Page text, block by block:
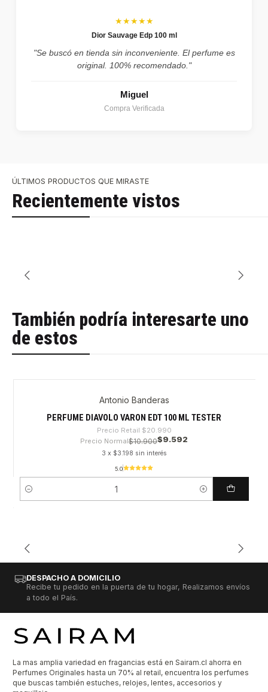
★★★★★
Dior Sauvage Edp 100 ml
"Se buscó en tienda sin inconveniente. El perfume es
original. 100% recomendado."
Miguel
Compra Verificada
ÚLTIMOS PRODUCTOS QUE MIRASTE
Recientemente vistos
También podría interesarte uno
de estos
Antonio Banderas
PERFUME DIAVOLO VARON EDT 100 ML TESTER
Precio Retail $20.990
Precio Normal$10.900$9.592
3 x $3.198 sin interés
5.0
Cantidad
DESPACHO A DOMICILIO
Recibe tu pedido en la puerta de tu hogar, Realizamos envíos
a todo el País.
La mas amplia variedad en fragancias está en Sairam.cl ahorra en
Perfumes Originales hasta un 70% al retail, encuentra los perfumes
que buscas también estuches, relojes, lentes, accesorios y